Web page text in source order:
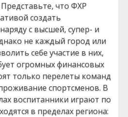
Представьте, что ФХР
создать
с высшей, супер- и
не каждый город или
себе участие в них,
огромных финансовых
только перелеты команд
спортсменов. В
воспитанники играют по
в пределах региона: